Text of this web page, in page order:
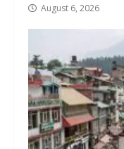
August 6, 2026